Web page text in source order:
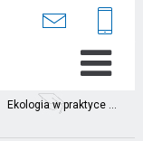
Ekologia w praktyce ...